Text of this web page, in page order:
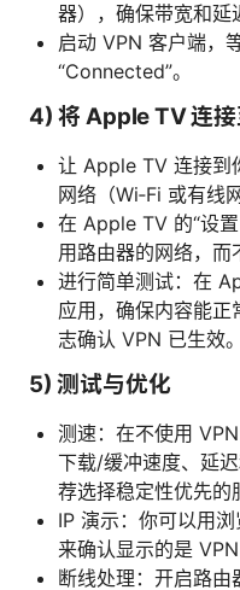
器），确保带宽和延
启动 VPN 客户端，
“Connected”。
4) 将 Apple TV 连
让 Apple TV 连接到
网络（Wi‑Fi 或有线
在 Apple TV 的“设
用路由器的网络，而
进行简单测试：在
应用，确保内容能正
志确认 VPN 已生效。
5) 测试与优化
测速：在不使用
下载/缓冲速度、延
荐选择稳定性优先的
IP 演示：你可以用
来确认显示的是
断线处理：开启路